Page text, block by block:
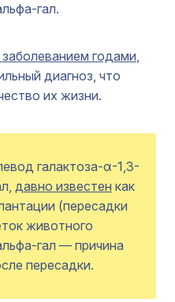
гал.
годами,
диагноз, что
их жизни.
галактоза-α-1,3-
давно известен как
(пересадки
животного
гал — причина
пересадки.